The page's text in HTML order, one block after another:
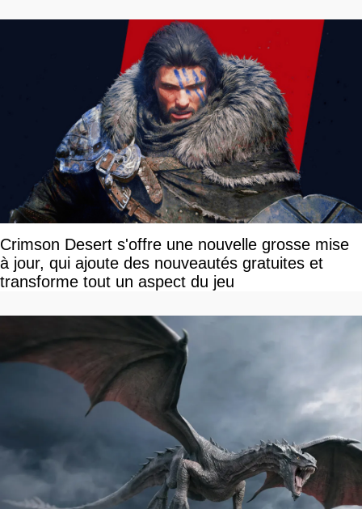
Crimson Desert s'offre une nouvelle grosse mise
à jour, qui ajoute des nouveautés gratuites et
transforme tout un aspect du jeu